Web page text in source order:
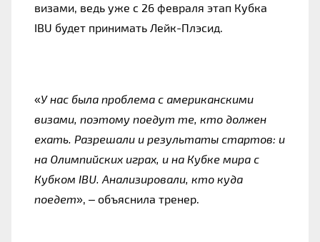
визами, ведь уже с 26 февраля этап Кубка
IBU будет принимать Лейк-Плэсид.
«У нас была проблема с американскими
визами, поэтому поедут те, кто должен
ехать. Разрешали и результаты стартов: и
на Олимпийских играх, и на Кубке мира с
Кубком IBU. Анализировали, кто куда
поедет», – объяснила тренер.